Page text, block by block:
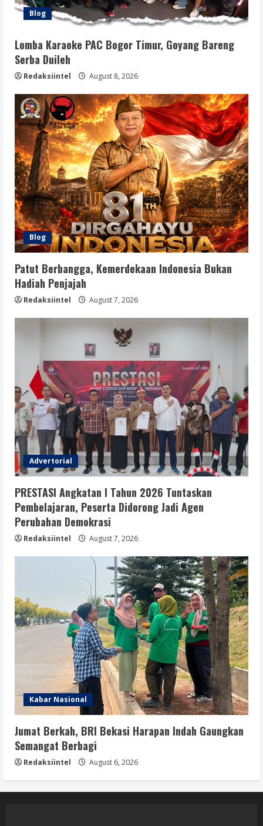
Blog
Lomba Karaoke PAC Bogor Timur, Goyang Bareng
Serba Duileh
Redaksiintel August 8, 2026
Blog
Patut Berbangga, Kemerdekaan Indonesia Bukan
Hadiah Penjajah
Redaksiintel August 7, 2026
Advertorial
PRESTASI Angkatan I Tahun 2026 Tuntaskan
Pembelajaran, Peserta Didorong Jadi Agen
Perubahan Demokrasi
Redaksiintel August 7, 2026
Kabar Nasional
Jumat Berkah, BRI Bekasi Harapan Indah Gaungkan
Semangat Berbagi
Redaksiintel August 6, 2026